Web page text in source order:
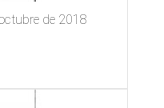
de 2018